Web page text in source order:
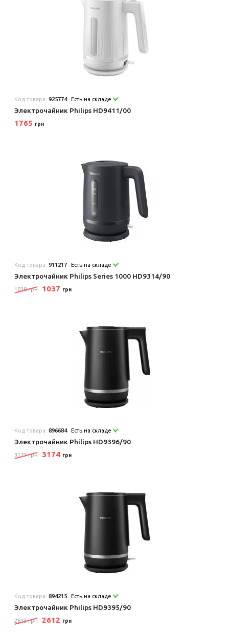
Код товара:925774 Есть на складе
Электрочайник Philips HD9411/00
1765 грн
Код товара:911217 Есть на складе
Электрочайник Philips Series 1000 HD9314/90
1038 грн 1037 грн
Код товара:896684 Есть на складе
Электрочайник Philips HD9396/90
3177 грн 3174 грн
Код товара:894215 Есть на складе
Электрочайник Philips HD9395/90
2613 грн 2612 грн